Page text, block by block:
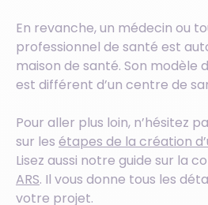
En revanche, un médecin ou
professionnel de santé est
maison de santé. Son modèle
est différent d’un centre de
Pour aller plus loin, n’hésitez
sur les étapes de la création
Lisez aussi notre guide sur la
ARS. Il vous donne tous les
votre projet.